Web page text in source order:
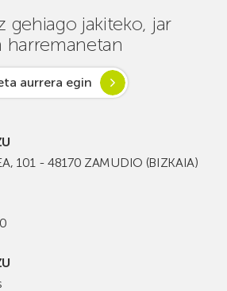
gehiago jakiteko, jar
harremanetan
aurrera egin
101 - 48170 ZAMUDIO (BIZKAIA)